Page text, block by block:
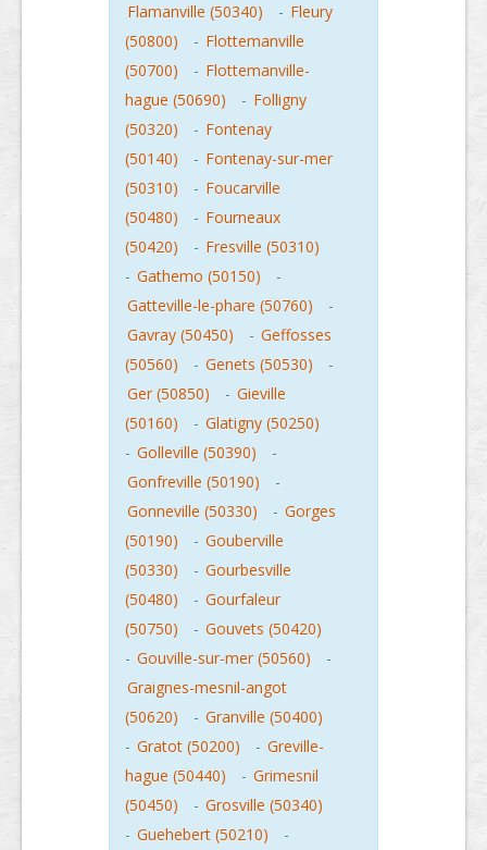
Flamanville (50340)
- Fleury
(50800)
- Flottemanville
(50700)
- Flottemanville-
hague (50690)
- Folligny
(50320)
- Fontenay
(50140)
- Fontenay-sur-mer
(50310)
- Foucarville
(50480)
- Fourneaux
(50420)
- Fresville (50310)
- Gathemo (50150)
-
Gatteville-le-phare (50760)
-
Gavray (50450)
- Geffosses
(50560)
- Genets (50530)
-
Ger (50850)
- Gieville
(50160)
- Glatigny (50250)
- Golleville (50390)
-
Gonfreville (50190)
-
Gonneville (50330)
- Gorges
(50190)
- Gouberville
(50330)
- Gourbesville
(50480)
- Gourfaleur
(50750)
- Gouvets (50420)
- Gouville-sur-mer (50560)
-
Graignes-mesnil-angot
(50620)
- Granville (50400)
- Gratot (50200) - Greville-
hague (50440)
- Grimesnil
(50450)
- Grosville (50340)
- Guehebert (50210)
-